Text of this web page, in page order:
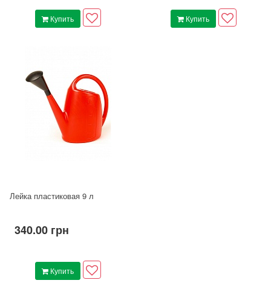
Купить Купить
Лейка пластиковая 9 л
340.00 грн
Купить